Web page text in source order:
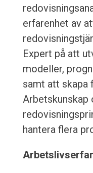
erfarenhet av
Expert på att
modeller,
samt att skapa
Arbetskunskap
hantera flera